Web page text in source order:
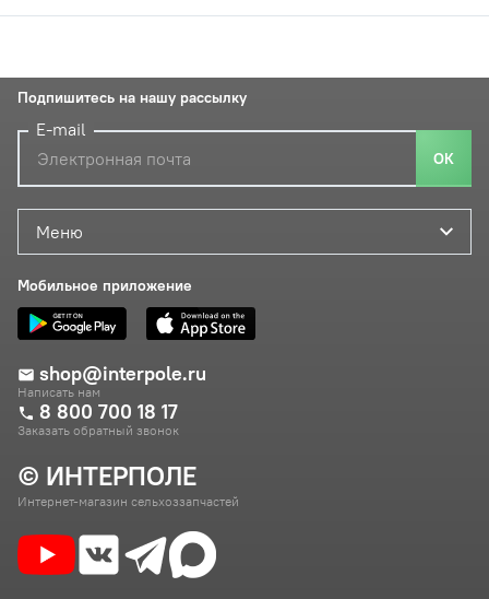
© ИНТЕРПОЛЕ
Интернет-магазин сельхоззапчастей
Меню
Мобильное приложение
shop@interpole.ru
Написать нам
8 800 700 18 17
Заказать обратный звонок
Подпишитесь на нашу рассылку
E-mail
ОК